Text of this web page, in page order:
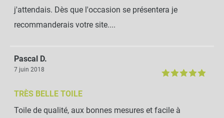
j'attendais. Dès que l'occasion se présentera je
recommanderais votre site....
Pascal D.
7 juin 2018
TRÈS BELLE TOILE
Toile de qualité, aux bonnes mesures et facile à